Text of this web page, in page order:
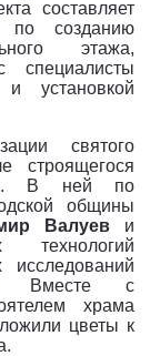
составляет
по созданию
этажа,
специалисты
установкой
святого
строящегося
В ней по
общины
Валуев и
технологий
исследований
Вместе с
храма
цветы к